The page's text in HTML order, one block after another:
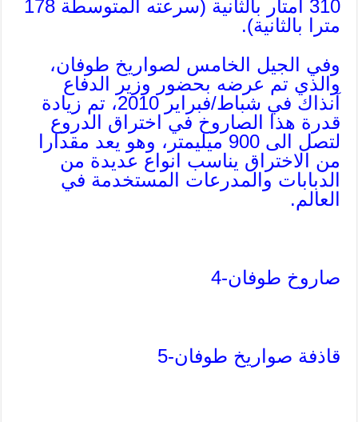
310 أمتار بالثانية (سرعته المتوسطة 178
مترا بالثانية).
وفي الجيل الخامس لصواريخ طوفان،
والذي تم عرضه بحضور وزير الدفاع
آنذاك في شباط/فبراير 2010، تم زيادة
قدرة هذا الصاروخ في اختراق الدروع
لتصل الى 900 ميليمتر، وهو يعد مقدارا
من الاختراق يناسب انواع عديدة من
الدبابات والمدرعات المستخدمة في
العالم.
صاروخ طوفان-4
قاذفة صواريخ طوفان-5